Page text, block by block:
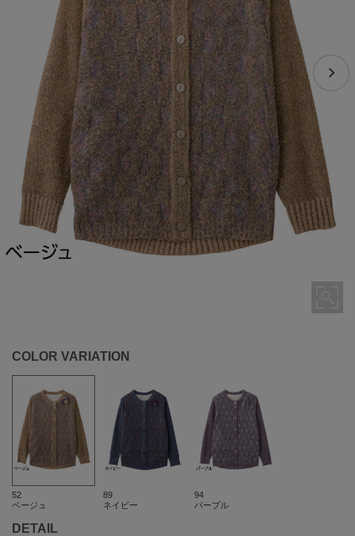
COLOR VARIATION
52
ベージュ
89
ネイビー
94
パープル
DETAIL